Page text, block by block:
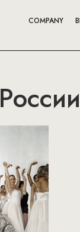
COMPANY